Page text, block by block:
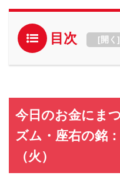
目次 [開く ]
今日のお金にま
ズム・座右の銘
（火）